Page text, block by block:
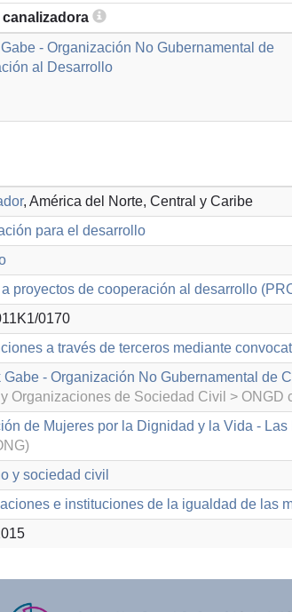
canalizadora
- Organización No Gubernamental de
al Desarrollo
, América del Norte, Central y Caribe
para el desarrollo
proyectos de cooperación al desarrollo
0170
a través de terceros mediante
Gabe - Organización No Gubernamental de
Organizaciones de Sociedad Civil > ONGD
de Mujeres por la Dignidad y la Vida - Las
y sociedad civil
e instituciones de la igualdad de las